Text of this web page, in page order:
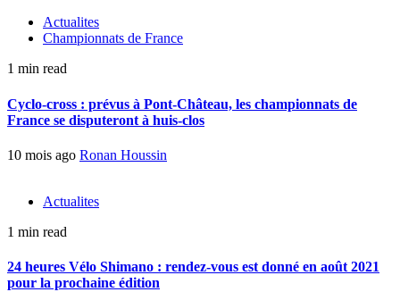
Actualites
Championnats de France
1 min read
Cyclo-cross : prévus à Pont-Château, les championnats de
France se disputeront à huis-clos
10 mois ago Ronan Houssin
Actualites
1 min read
24 heures Vélo Shimano : rendez-vous est donné en août 2021
pour la prochaine édition